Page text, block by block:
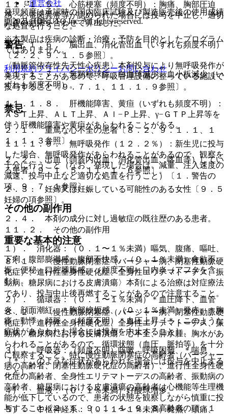
発現頻度は承認時の国内臨床試験及び製造販売後の使用成績
調査の結果を合わせて算出した。
警告
〈動脈管依存性先天性心疾患〉本剤投与により無呼吸発作が
発現することがあるので、呼吸管理設備の整っている施設で
投与すること〔９．７．１、１１．１．９参照〕。
禁忌
２．１． 重篤な心不全の患者〔８．２、９．１．１、１
１．１．３参照〕。
２．２． 出血（頭蓋内出血、消化管出血、喀血等）してい
る患者〔９．１．５、１１．１．６参照〕。
２．３． 妊婦又は妊娠している可能性のある女性〔９．５
妊婦の項参照〕。
２．４． 本剤の成分に対し過敏症の既往歴のある患者。
重要な基本的注意
８．１． 〈慢性動脈閉塞症（バージャー病、閉塞性動脈硬
化症）、進行性全身性硬化症、全身性エリテマトーデス、振
動病、糖尿病における皮膚潰瘍〉本剤による治療は対症療法
であり、投与中止後再燃することがあるので注意すること。
８．２． 〈慢性動脈閉塞症（バージャー病、閉塞性動脈硬
化症）、進行性全身性硬化症、全身性エリテマトーデス、振
動病、糖尿病における皮膚潰瘍〉心不全、肺水腫、胸水があ
らわれることがあるので、循環状態（血圧、脈拍等）を十分
に観察すること。特に慢性動脈閉塞症の高齢者（バージャー
病の高齢者、閉塞性動脈硬化症の高齢者）、進行性全身性硬
化症の高齢者、全身性エリテマトーデスの高齢者、振動病の
高齢者、糖尿病における皮膚潰瘍の高齢者は心機能等生理機
能が低下しているので、患者の状態を観察しながら慎重に投
与すること〔２．１、９．１．１、９．８高齢者の項、１
１１．１．５． 心筋梗塞（頻度不明）：胸痛、胸部圧迫
感、心電図異常等が認められた場合には投与を中止し、適切
な処置を行うこと。
１１．１．６． 脳出血、消化管出血（いずれも頻度不明）
〔２．２、９．１．５参照〕。
１１．１．７． 無顆粒球症、白血球減少、血小板減少（い
ずれも頻度不明）。
１１．１．８． 肝機能障害、黄疸（いずれも頻度不明）：
ＡＳＴ上昇、ＡＬＴ上昇、Ａｌ−Ｐ上昇、γ−ＧＴＰ上昇等を
伴う肝機能障害や黄疸があらわれることがある。
１１．１．９． 無呼吸発作（１２．２％）：新生児に投与
した場合、無呼吸発作があらわれることがあるので、観察を
十分に行うこと（なお、発現した場合は、減量、注入速度の
減速、投与中止など適切な処置を行うこと）〔１．警告の
項、９．７．１参照〕。
その他の副作用
１１．２． その他の副作用
１）． 消化器：（０．１〜１％未満）嘔気、腹痛、嘔吐、
下痢、腹部膨満感・腹部不快感、（０．１％未満）食欲不
振、便秘、口腔腫脹感、（頻度不明）口内炎（アフタを含
む）。
２）． 循環器：（０．１〜１％未満）＊血圧降下、血管
炎、顔面潮紅、＊胸部絞扼感、（０．１％未満）発赤、＊胸
痛、動悸、頻脈、（頻度不明）＊血圧上昇［＊：このような
症状があらわれた場合には投与を中止すること］。
３）． 呼吸器：（頻度不明）咳嗽、呼吸困難、＊喘息
［＊：このような症状があらわれた場合には投与を中止する
こと］。
４）． 血液：（０．１％未満）好酸球増多。
５）． 中枢神経系：（０．１〜１％未満）発熱、頭痛、
運営会社
© 2021 HOKUTO Inc. All rights reserved.
※本製品は疾病の診断・治療・予防を目的としたプログラム
ではありません。
利用規約プライバシーポリシーお問い合わせ